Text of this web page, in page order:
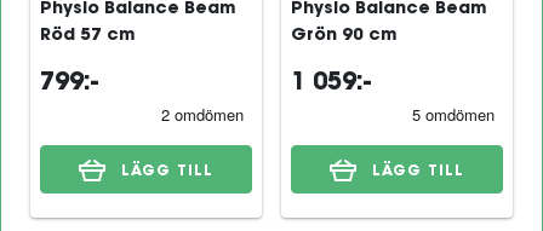
Physio Balance Beam
Röd 57 cm
799:-
LÄGG TILL
Physio Balance Beam
Grön 90 cm
1 059:-
LÄGG TILL